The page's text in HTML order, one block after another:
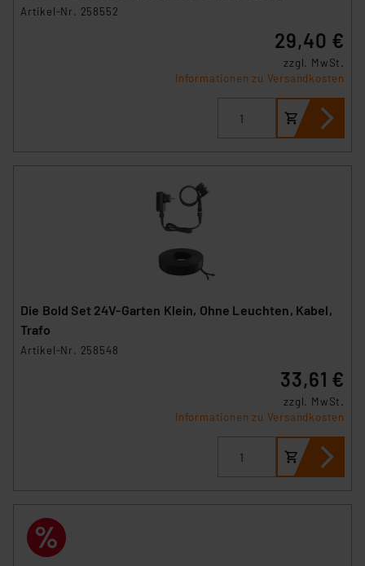
Artikel-Nr. 258552
29,40 €
zzgl. MwSt.
Informationen zu Versandkosten
Die Bold Set 24V-Garten Klein, Ohne Leuchten, Kabel,
Trafo
Artikel-Nr. 258548
33,61 €
zzgl. MwSt.
Informationen zu Versandkosten